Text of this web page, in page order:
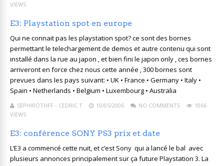
VIEWS
E3: Playstation spot en europe
Qui ne connait pas les playstation spot? ce sont des bornes
permettant le telechargement de demos et autre contenu qui sont
installé dans la rue au japon , et bien fini le japon only , ces bornes
arriveront en force chez nous cette année , 300 bornes sont
prevues dans les pays suivant: • UK • France • Germany • Italy •
Spain • Netherlands • Belgium • Luxembourg • Australia
SEPHIROTHFF - CEDRIC T 10/05/2006 NO COMMENTS
1066
VIEWS
E3: conférence SONY PS3 prix et date
L’E3 a commencé cette nuit, et c’est Sony qui a lancé le bal avec
plusieurs annonces principalement sur ça future Playstation 3. La